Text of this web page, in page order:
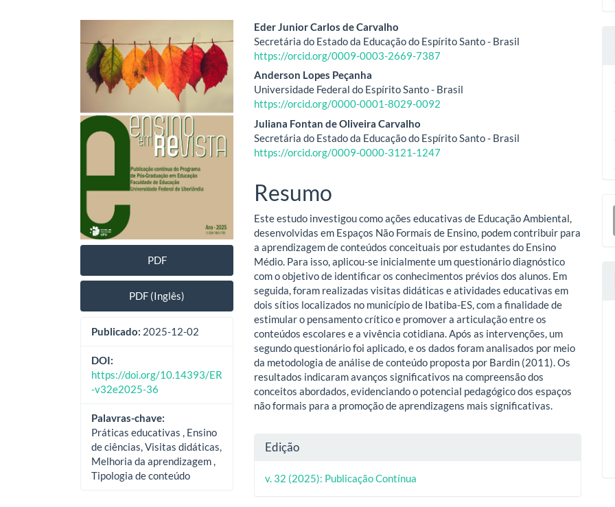
lateral
de
artigos
PDF
PDF (Inglês)
Publicado: 2025-12-02
DOI:
https://doi.org/10.14393/ER
-v32e2025-36
Palavras-chave:
Práticas educativas , Ensino
de ciências, Visitas didáticas,
Melhoria da aprendizagem ,
Tipologia de conteúdo
Conteúdo
do
artigo
principal
Eder Junior Carlos de Carvalho
Secretária do Estado da Educação do Espírito Santo - Brasil
https://orcid.org/0009-0003-2669-7387
Anderson Lopes Peçanha
Universidade Federal do Espírito Santo - Brasil
https://orcid.org/0000-0001-8029-0092
Juliana Fontan de Oliveira Carvalho
Secretária do Estado da Educação do Espírito Santo - Brasil
https://orcid.org/0009-0000-3121-1247
Resumo
Este estudo investigou como ações educativas de Educação Ambiental,
desenvolvidas em Espaços Não Formais de Ensino, podem contribuir para
a aprendizagem de conteúdos conceituais por estudantes do Ensino
Médio. Para isso, aplicou-se inicialmente um questionário diagnóstico
com o objetivo de identificar os conhecimentos prévios dos alunos. Em
seguida, foram realizadas visitas didáticas e atividades educativas em
dois sítios localizados no município de Ibatiba-ES, com a finalidade de
estimular o pensamento crítico e promover a articulação entre os
conteúdos escolares e a vivência cotidiana. Após as intervenções, um
segundo questionário foi aplicado, e os dados foram analisados por meio
da metodologia de análise de conteúdo proposta por Bardin (2011). Os
resultados indicaram avanços significativos na compreensão dos
conceitos abordados, evidenciando o potencial pedagógico dos espaços
não formais para a promoção de aprendizagens mais significativas.
Detalhes
do
artigo
Edição
v. 32 (2025): Publicação Contínua